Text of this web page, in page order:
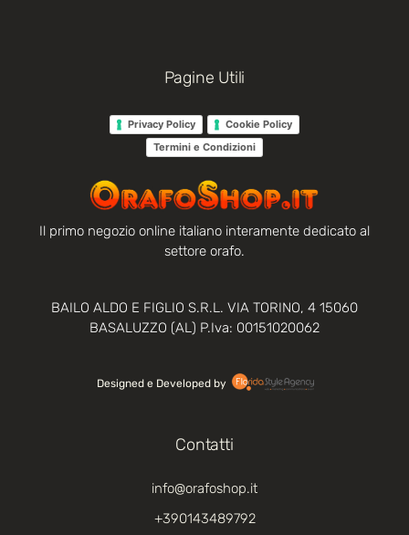
Pagine Utili
Privacy Policy
Cookie Policy
Termini e Condizioni
Il primo negozio online italiano interamente dedicato al
settore orafo.
BAILO ALDO E FIGLIO S.R.L. VIA TORINO, 4 15060
BASALUZZO (AL) P.Iva: 00151020062
Contatti
info@orafoshop.it
+390143489792